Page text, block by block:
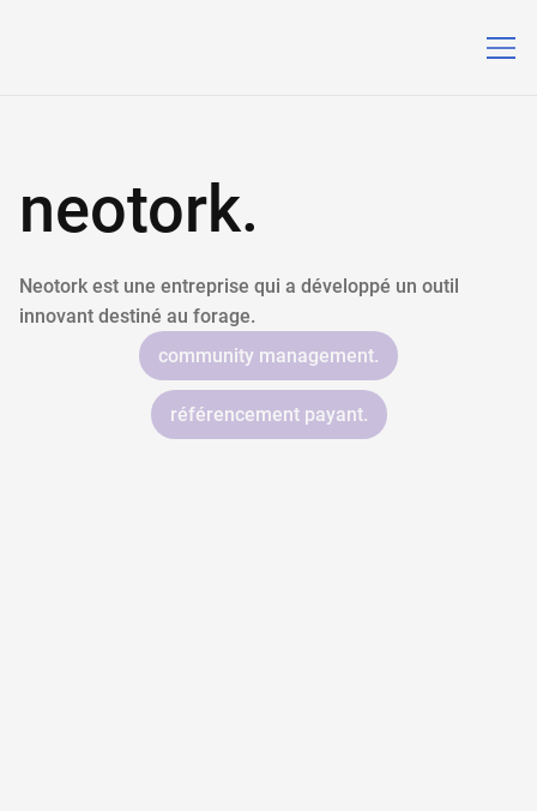
neotork.
Neotork est une entreprise qui a développé un outil
innovant destiné au forage.
community management.
référencement payant.